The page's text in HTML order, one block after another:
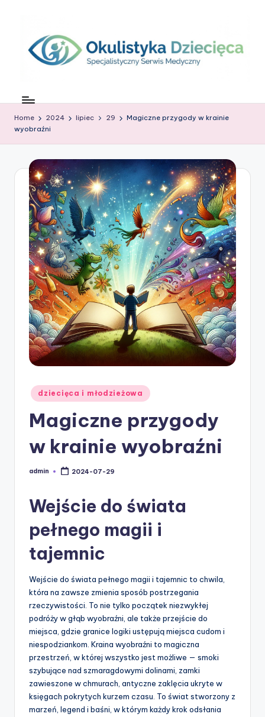
content
z
k
o
w
G
o
w
ie
Home 2024 lipiec 29
Magiczne przygody w krainie
wyobraźni
Posted
in
dziecięca i młodzieżowa
Magiczne przygody
w krainie wyobraźni
Posted
admin 2024-07-29
Wejście do świata
pełnego magii i
tajemnic
Wejście do świata pełnego magii i tajemnic to chwila,
która na zawsze zmienia sposób postrzegania
rzeczywistości. To nie tylko początek niezwykłej
podróży w głąb wyobraźni, ale także przejście do
miejsca, gdzie granice logiki ustępują miejsca cudom i
niespodziankom. Kraina wyobraźni to magiczna
przestrzeń, w której wszystko jest możliwe — smoki
szybujące nad szmaragdowymi dolinami, zamki
zawieszone w chmurach, antyczne zaklęcia ukryte w
księgach pokrytych kurzem czasu. To świat stworzony z
marzeń, legend i baśni, w którym każdy krok odsłania